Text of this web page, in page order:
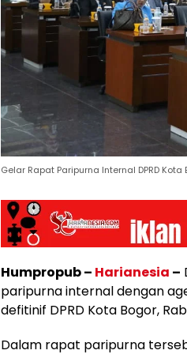
Gelar Rapat Paripurna Internal DPRD
Humpropub – Harianesia –
paripurna internal dengan
defitinif DPRD Kota Bogor,
Dalam rapat paripurna